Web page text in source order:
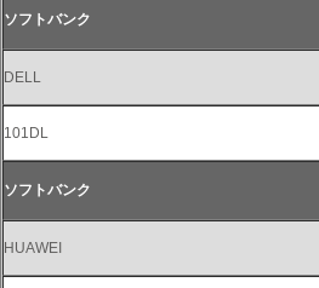
ソフトバンク
DELL
101DL
ソフトバンク
HUAWEI